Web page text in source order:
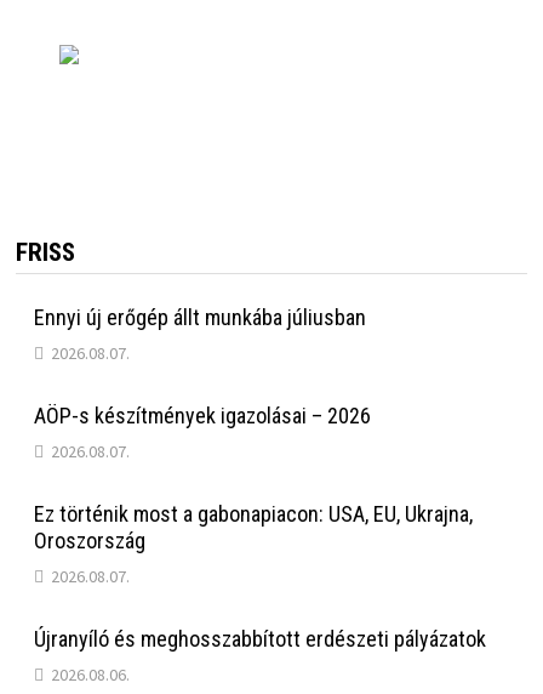
FRISS
Ennyi új erőgép állt munkába júliusban
2026.08.07.
AÖP-s készítmények igazolásai – 2026
2026.08.07.
Ez történik most a gabonapiacon: USA, EU, Ukrajna,
Oroszország
2026.08.07.
Újranyíló és meghosszabbított erdészeti pályázatok
2026.08.06.